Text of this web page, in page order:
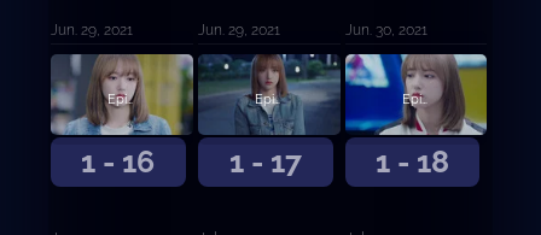
Jun. 29, 2021 Jun. 29, 2021 Jun. 30, 2021
1 - 16
Episodio 16
1 - 17
Episodio 17
1 - 18
Episodio 18